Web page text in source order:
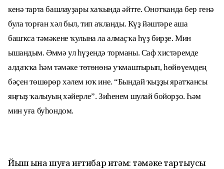
кенә тарта башлауҙары хаҡында әйтте. Онотҡанда бер генә
була торған хәл был, тип аҡланды. Күҙ йәштәре аша
башҡса тәмәкене ҡулына ла алмаҫҡа һүҙ бирҙе. Мин
ышандым. Әммә ул һүҙендә торманы. Саф хистәремде
алдаҡҡа һәм тәмәке төтөнөнә уҡмаштырып, һөйөүемдең
бәҫен төшөрөр хәлем юҡ ине. “Бындай ҡыҙҙы яратҡансы
яңғыҙ ҡалыуың хәйерле”. Зиһенем шулай бойорҙо. Һәм
мин уға буһондом.
Йыш ҡына шуға иғтибар итәм: тәмәке тартыусы